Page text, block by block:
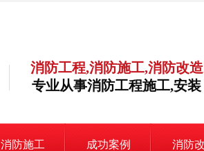
消防工程,消防施工,消防改造
专业从事消防工程施工,安装
消防施工 成功案例 消防